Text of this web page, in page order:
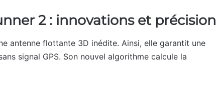
2 : innovations et précision
antenne flottante 3D inédite. Ainsi, elle garantit une
signal GPS. Son nouvel algorithme calcule la